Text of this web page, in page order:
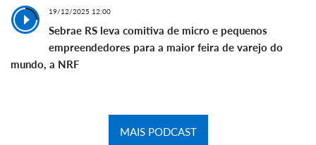
19/12/2025 12:00
Sebrae RS leva comitiva de micro e pequenos
empreendedores para a maior feira de varejo do
mundo, a NRF
MAIS PODCAST